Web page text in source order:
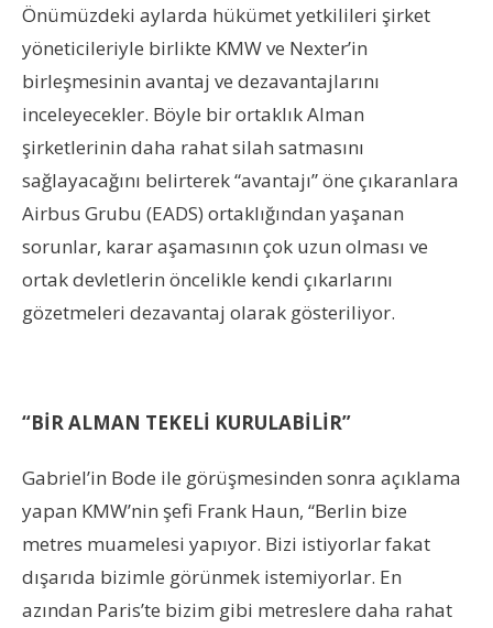
Önümüzdeki aylarda hükümet yetkilileri şirket
yöneticileriyle birlikte KMW ve Nexter’in
birleşmesinin avantaj ve dezavantajlarını
inceleyecekler. Böyle bir ortaklık Alman
şirketlerinin daha rahat silah satmasını
sağlayacağını belirterek “avantajı” öne çıkaranlara
Airbus Grubu (EADS) ortaklığından yaşanan
sorunlar, karar aşamasının çok uzun olması ve
ortak devletlerin öncelikle kendi çıkarlarını
gözetmeleri dezavantaj olarak gösteriliyor.
“BİR ALMAN TEKELİ KURULABİLİR”
Gabriel’in Bode ile görüşmesinden sonra açıklama
yapan KMW’nin şefi Frank Haun, “Berlin bize
metres muamelesi yapıyor. Bizi istiyorlar fakat
dışarıda bizimle görünmek istemiyorlar. En
azından Paris’te bizim gibi metreslere daha rahat